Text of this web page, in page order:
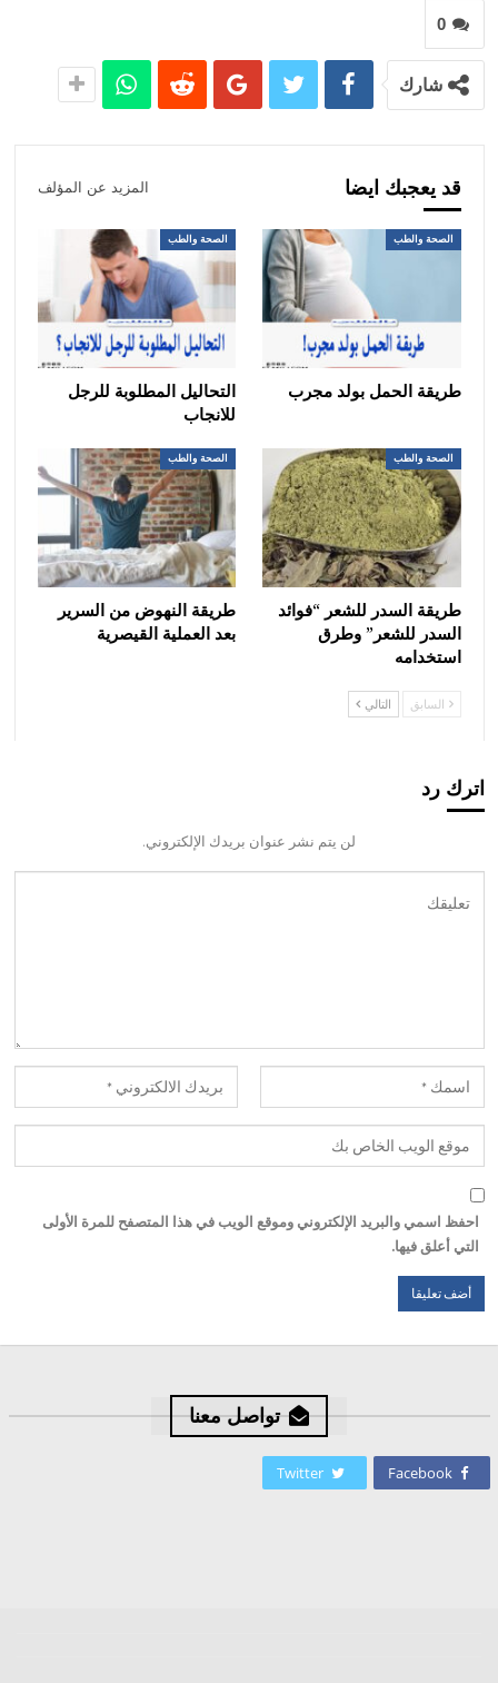
0
شارك
قد يعجبك ايضا المزيد عن المؤلف
الصحة والطب
طريقة الحمل بولد مجرب
الصحة والطب
التحاليل المطلوبة للرجل
للانجاب
الصحة والطب
طريقة السدر للشعر “فوائد
السدر للشعر” وطرق
استخدامه
الصحة والطب
طريقة النهوض من السرير
بعد العملية القيصرية
السابق التالي
اترك رد
لن يتم نشر عنوان بريدك الإلكتروني.
احفظ اسمي والبريد الإلكتروني وموقع الويب في هذا المتصفح للمرة الأولى
التي أعلق فيها.
تواصل معنا
Facebook
Twitter